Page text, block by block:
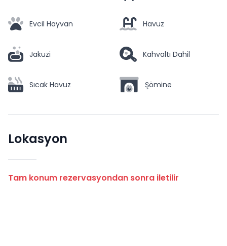
Evcil Hayvan Havuz
Jakuzi Kahvaltı Dahil
Sıcak Havuz Şömine
Lokasyon
Tam konum rezervasyondan sonra iletilir